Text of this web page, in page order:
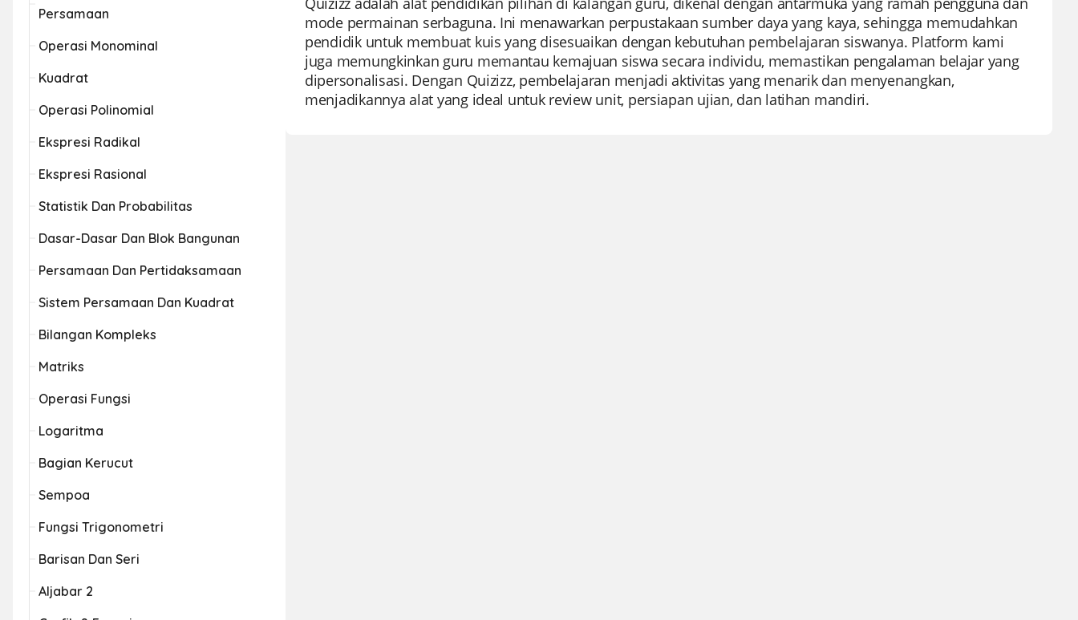
Persamaan
Operasi Monominal
Kuadrat
Operasi Polinomial
Ekspresi Radikal
Ekspresi Rasional
Statistik Dan Probabilitas
Dasar-Dasar Dan Blok Bangunan
Persamaan Dan Pertidaksamaan
Sistem Persamaan Dan Kuadrat
Bilangan Kompleks
Matriks
Operasi Fungsi
Logaritma
Bagian Kerucut
Sempoa
Fungsi Trigonometri
Barisan Dan Seri
Aljabar 2
mode permainan serbaguna. Ini menawarkan perpustakaan sumber daya yang kaya, sehingga memudahkan
pendidik untuk membuat kuis yang disesuaikan dengan kebutuhan pembelajaran siswanya. Platform kami
juga memungkinkan guru memantau kemajuan siswa secara individu, memastikan pengalaman belajar yang
dipersonalisasi. Dengan Quizizz, pembelajaran menjadi aktivitas yang menarik dan menyenangkan,
menjadikannya alat yang ideal untuk review unit, persiapan ujian, dan latihan mandiri.